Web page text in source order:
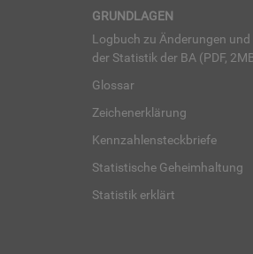
GRUND­LA­GEN
Log­buch zu Än­de­run­gen und
der Sta­tis­tik der BA (PDF,
Glos­sar
Zei­chen­er­klä­rung
Kenn­zah­len­steck­brie­fe
Sta­tis­ti­sche Ge­heim­hal­tung
Sta­tis­tik er­klärt